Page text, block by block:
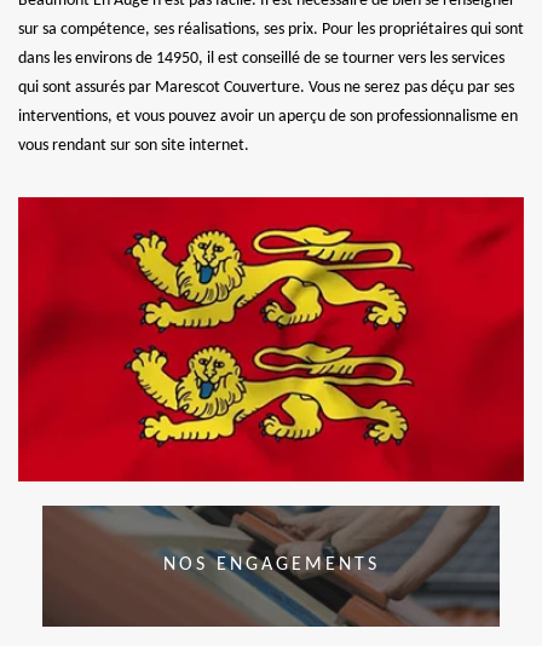
sur sa compétence, ses réalisations, ses prix. Pour les propriétaires qui sont
dans les environs de 14950, il est conseillé de se tourner vers les services
qui sont assurés par Marescot Couverture. Vous ne serez pas déçu par ses
interventions, et vous pouvez avoir un aperçu de son professionnalisme en
vous rendant sur son site internet.
NOS ENGAGEMENTS